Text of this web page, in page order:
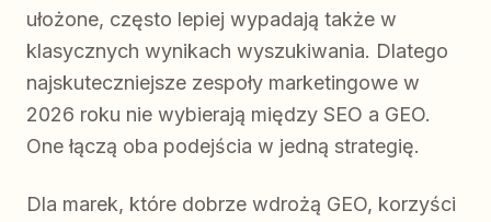
ułożone, często lepiej wypadają także w
klasycznych wynikach wyszukiwania. Dlatego
najskuteczniejsze zespoły marketingowe w
2026 roku nie wybierają między SEO a GEO.
One łączą oba podejścia w jedną strategię.
Dla marek, które dobrze wdrożą GEO, korzyści